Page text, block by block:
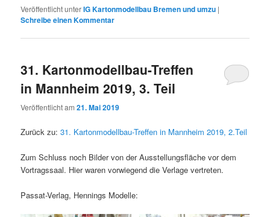
Veröffentlicht unterIG Kartonmodellbau Bremen und umzu |
Schreibe einen Kommentar
31. Kartonmodellbau-Treffen
in Mannheim 2019, 3. Teil
Veröffentlicht am21. Mai 2019
Zurück zu:31. Kartonmodellbau-Treffen in Mannheim 2019, 2.Teil
Zum Schluss noch Bilder von der Ausstellungsfläche vor dem
Vortragssaal. Hier waren vorwiegend die Verlage vertreten.
Passat-Verlag, Hennings Modelle: